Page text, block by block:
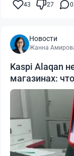
43 27 0
Новости
Жанна
Kaspi Alaqan
магазинах: